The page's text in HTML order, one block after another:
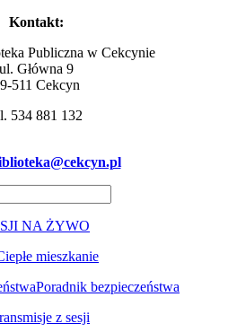
Kontakt:
Publiczna w Cekcynie
ul. Główna 9
511 Cekcyn
534 881 132
NA ŻYWO
mieszkanie
Poradnik bezpieczeństwa
z sesji